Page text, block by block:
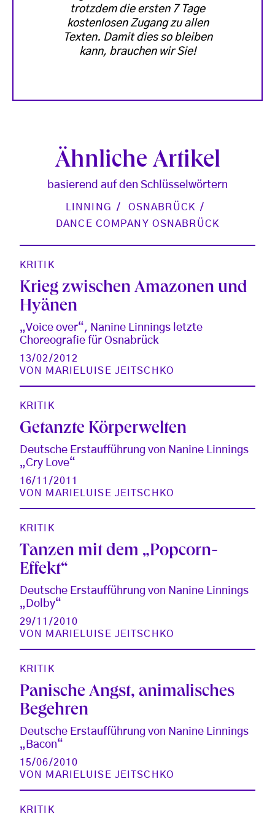
trotzdem die ersten 7 Tage
kostenlosen Zugang zu allen
Texten. Damit dies so bleiben
kann, brauchen wir Sie!
Ähnliche Artikel
basierend auf den Schlüsselwörtern
LINNING
OSNABRÜCK
DANCE COMPANY OSNABRÜCK
KRITIK
Krieg zwischen Amazonen und
Hyänen
„Voice over“, Nanine Linnings letzte
Choreografie für Osnabrück
13/02/2012
VON MARIELUISE JEITSCHKO
KRITIK
Getanzte Körperwelten
Deutsche Erstaufführung von Nanine Linnings
„Cry Love“
16/11/2011
VON MARIELUISE JEITSCHKO
KRITIK
Tanzen mit dem „Popcorn-
Effekt“
Deutsche Erstaufführung von Nanine Linnings
„Dolby“
29/11/2010
VON MARIELUISE JEITSCHKO
KRITIK
Panische Angst, animalisches
Begehren
Deutsche Erstaufführung von Nanine Linnings
„Bacon“
15/06/2010
VON MARIELUISE JEITSCHKO
KRITIK